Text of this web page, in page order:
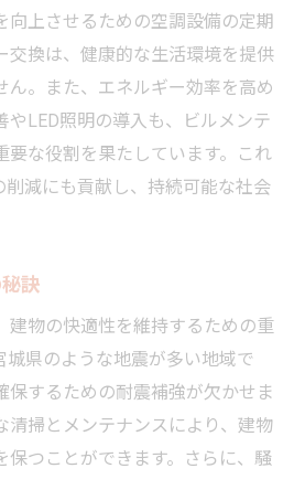
向上させるための空調設備の定期
交換は、健康的な生活環境を提供
ん。また、エネルギー効率を高め
やLED照明の導入も、ビルメンテ
要な役割を果たしています。これ
削減にも貢献し、持続可能な社会
訣
建物の快適性を維持するための重
城県のような地震が多い地域で
保するための耐震補強が欠かせま
清掃とメンテナンスにより、建物
保つことができます。さらに、騒